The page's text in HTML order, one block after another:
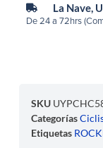
La Nave,
De 24 a 72hrs
SKU
Categorías
Etiquetas